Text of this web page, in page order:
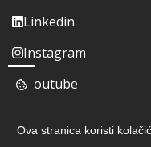
Linkedin
Instagram
Youtube
Ova stranica koristi